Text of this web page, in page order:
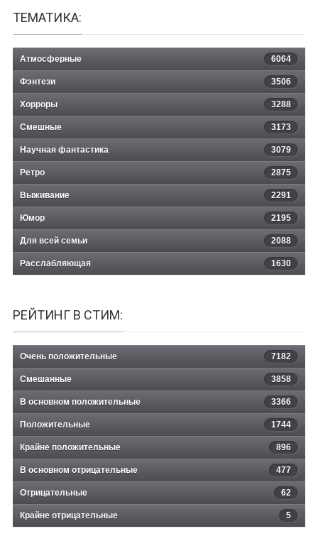
ТЕМАТИКА:
Атмосферные 6064
Фэнтези 3506
Хорроры 3288
Смешные 3173
Научная фантастика 3079
Ретро 2875
Выживание 2291
Юмор 2195
Для всей семьи 2088
Расслабляющая 1630
РЕЙТИНГ В СТИМ:
Очень положительные 7182
Смешанные 3858
В основном положительные 3366
Положительные 1744
Крайне положительные 896
В основном отрицательные 477
Отрицательные 62
Крайне отрицательные 5